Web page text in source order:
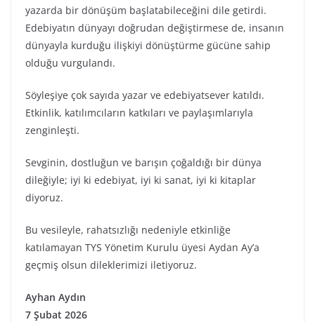
yazarda bir dönüşüm başlatabileceğini dile getirdi.
Edebiyatın dünyayı doğrudan değiştirmese de, insanın
dünyayla kurduğu ilişkiyi dönüştürme gücüne sahip
olduğu vurgulandı.
Söyleşiye çok sayıda yazar ve edebiyatsever katıldı.
Etkinlik, katılımcıların katkıları ve paylaşımlarıyla
zenginleşti.
Sevginin, dostluğun ve barışın çoğaldığı bir dünya
dileğiyle; iyi ki edebiyat, iyi ki sanat, iyi ki kitaplar
diyoruz.
Bu vesileyle, rahatsızlığı nedeniyle etkinliğe
katılamayan TYS Yönetim Kurulu üyesi Aydan Ay’a
geçmiş olsun dileklerimizi iletiyoruz.
Ayhan Aydın
7 Şubat 2026